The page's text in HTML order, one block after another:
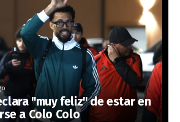
"muy feliz" de estar en
a Colo Colo